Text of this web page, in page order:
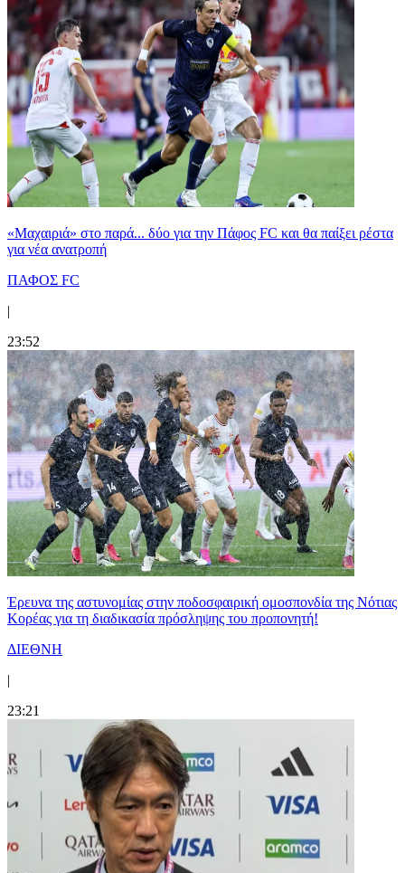
«Μαχαιριά» στο παρά... δύο για την Πάφος FC και θα παίξει ρέστα
για νέα ανατροπή
ΠΑΦΟΣ FC
|
23:52
Έρευνα της αστυνομίας στην ποδοσφαιρική ομοσπονδία της Νότιας
Κορέας για τη διαδικασία πρόσληψης του προπονητή!
ΔΙΕΘΝΗ
|
23:21